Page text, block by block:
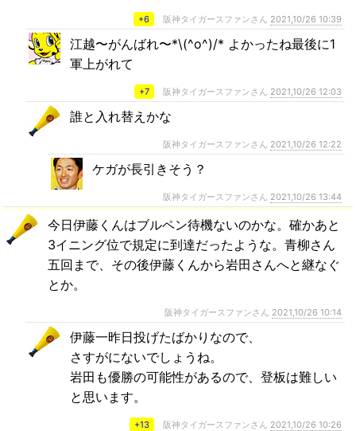
+6 阪神タイガースファンさん 2021,10/26 10:39
江越〜がんばれ〜*\(^o^)/* よかったね最後に1
軍上がれて
+7 阪神タイガースファンさん 2021,10/26 12:03
誰と入れ替えかな
阪神タイガースファンさん 2021,10/26 12:22
ケガが長引きそう？
阪神タイガースファンさん 2021,10/26 13:44
今日伊藤くんはブルペン待機ないのかな。確かあと
3イニング位で規定に到達だったような。青柳さん
五回まで、その後伊藤くんから岩田さんへと継なぐ
とか。
阪神タイガースファンさん 2021,10/26 10:14
伊藤一昨日投げたばかりなので、
さすがにないでしょうね。
岩田も優勝の可能性があるので、登板は難しい
と思います。
+13 阪神タイガースファンさん 2021,10/26 10:26